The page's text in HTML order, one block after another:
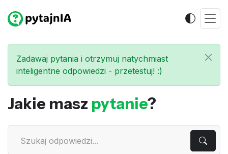
Zadawaj pytania i otrzymuj natychmiast
inteligentne odpowiedzi - przetestuj! :)
Jakie masz pytanie?